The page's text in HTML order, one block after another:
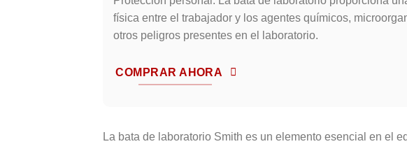
física entre el trabajador y los agentes químicos,
otros peligros presentes en el laboratorio.
COMPRAR AHORA
La bata de laboratorio Smith es un elemento esencial en el